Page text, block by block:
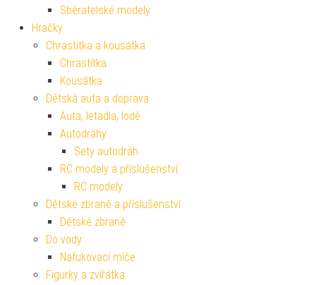
Sběratelské modely
Hračky
Chrastítka a kousátka
Chrastítka
Kousátka
Dětská auta a doprava
Auta, letadla, lodě
Autodráhy
Sety autodráh
RC modely a příslušenství
RC modely
Dětské zbraně a příslušenství
Dětské zbraně
Do vody
Nafukovací míče
Figurky a zvířátka